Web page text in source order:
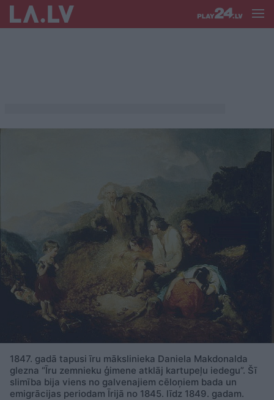
1847. gadā tapusi īru mākslinieka Daniela Makdonalda
glezna “Īru zemnieku ģimene atklāj kartupeļu iedegu”. Šī
slimība bija viens no galvenajiem cēloņiem bada un
emigrācijas periodam Īrijā no 1845. līdz 1849. gadam.